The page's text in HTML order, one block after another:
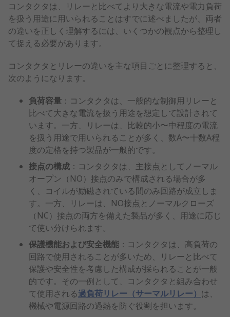
コンタクタは、リレーと比べてより大きな電流や電力負荷
を扱う用途に用いられることはすでに述べましたが、両者
の違いを正しく理解するには、いくつかの観点から整理し
て捉える必要があります。
コンタクタとリレーの違いを主な項目ごとに整理すると、
次のようになります。
負荷容量 ：コンタクタは、一般的な制御用リレーと
比べて大きな電流を扱う用途を想定して設計されて
います。一方、リレーは、比較的小〜中程度の電流
を扱う用途で用いられることが多く、数A〜十数A程
度の定格を持つ製品が一般的です。
接点の構成 ：コンタクタは、主接点としてノーマル
オープン（NO）接点のみで構成される場合が多
く、コイルが励磁されている間のみ回路が成立しま
す。一方、リレーは、NO接点とノーマルクローズ
（NC）接点の両方を備えた製品が多く、用途に応じ
て使い分けられます。
保護機能および安全機能 ：コンタクタは、高負荷の
回路で使用されることが多いため、リレーと比べて
保護や安全性を考慮した構成が採られることが一般
的です。その一例として、コンタクタと組み合わせ
て使用される過負荷リレー（サーマルリレー） は、
機械や電源回路の過熱を防ぐ役割を担います。